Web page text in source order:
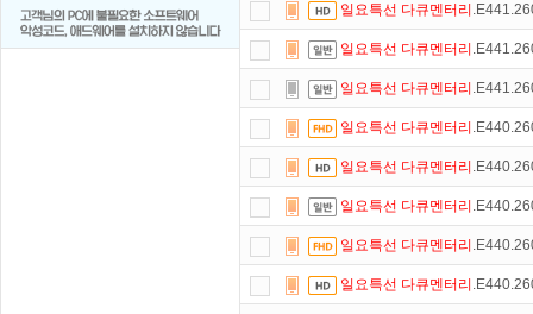
일요특선 다큐멘터리
일요특선 다큐멘터리
일요특선 다큐멘터리
일요특선 다큐멘터리
일요특선 다큐멘터리
일요특선 다큐멘터리
일요특선 다큐멘터리
일요특선 다큐멘터리